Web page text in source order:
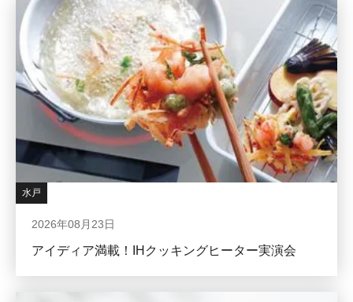
水戸
2026年08月23日
アイディア満載！IHクッキングヒーター実演会